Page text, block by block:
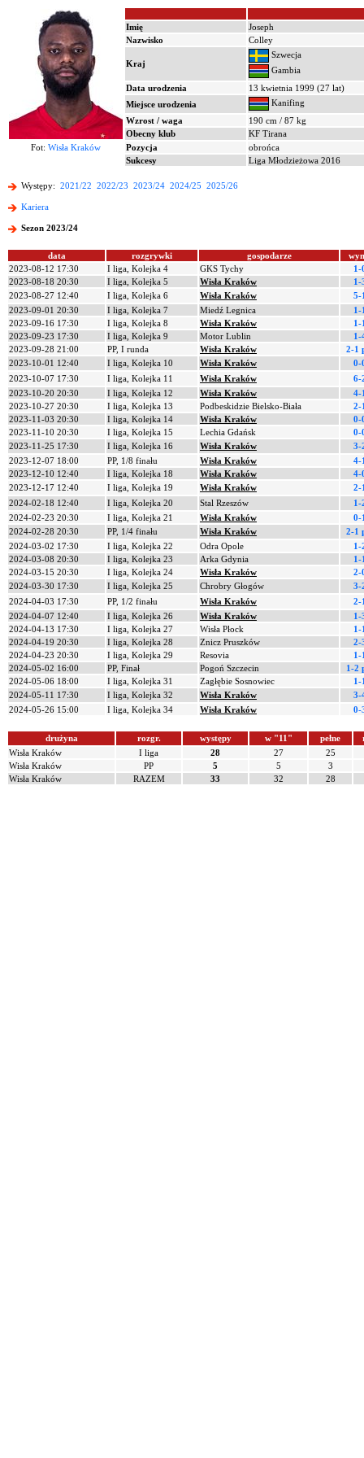
Imię
Joseph
Nazwisko
Colley
Kraj
Szwecja
Gambia
Data urodzenia
13 kwietnia 1999 (27 lat)
Miejsce urodzenia
Kanifing
Wzrost / waga
190 cm / 87 kg
Obecny klub
KF Tirana
Fot: Wisła Kraków Pozycja
obrońca
Sukcesy
Liga Młodzieżowa 2016
Występy: 2021/22 2022/23 2023/24 2024/25 2025/26
Kariera
Sezon 2023/24
data rozgrywki gospodarze
2023-08-12 17:30
I liga, Kolejka 4 GKS Tychy
1-
2023-08-18 20:30
I liga, Kolejka 5 Wisła Kraków
1-
2023-08-27 12:40
I liga, Kolejka 6 Wisła Kraków
5-
2023-09-01 20:30
I liga, Kolejka 7 Miedź Legnica
1-
2023-09-16 17:30
I liga, Kolejka 8 Wisła Kraków
1-
2023-09-23 17:30
I liga, Kolejka 9 Motor Lublin
1-
2023-09-28 21:00
PP, I runda Wisła Kraków
2-1
2023-10-01 12:40
I liga, Kolejka 10 Wisła Kraków
0-
2023-10-07 17:30
I liga, Kolejka 11 Wisła Kraków
6-
2023-10-20 20:30
I liga, Kolejka 12 Wisła Kraków
4-
2023-10-27 20:30
I liga, Kolejka 13 Podbeskidzie Bielsko-Biała
2-
2023-11-03 20:30
I liga, Kolejka 14 Wisła Kraków
0-
2023-11-10 20:30
I liga, Kolejka 15 Lechia Gdańsk
0-
2023-11-25 17:30
I liga, Kolejka 16 Wisła Kraków
3-
2023-12-07 18:00
PP, 1/8 finału Wisła Kraków
4-
2023-12-10 12:40
I liga, Kolejka 18 Wisła Kraków
4-
2023-12-17 12:40
I liga, Kolejka 19 Wisła Kraków
2-
2024-02-18 12:40
I liga, Kolejka 20 Stal Rzeszów
1-
2024-02-23 20:30
I liga, Kolejka 21 Wisła Kraków
0-
2024-02-28 20:30
PP, 1/4 finału Wisła Kraków
2-1
2024-03-02 17:30
I liga, Kolejka 22 Odra Opole
1-
2024-03-08 20:30
I liga, Kolejka 23 Arka Gdynia
1-
2024-03-15 20:30
I liga, Kolejka 24 Wisła Kraków
2-
2024-03-30 17:30
I liga, Kolejka 25 Chrobry Głogów
3-
2024-04-03 17:30
PP, 1/2 finału Wisła Kraków
2-
2024-04-07 12:40
I liga, Kolejka 26 Wisła Kraków
1-
2024-04-13 17:30
I liga, Kolejka 27 Wisła Płock
1-
2024-04-19 20:30
I liga, Kolejka 28 Znicz Pruszków
2-
2024-04-23 20:30
I liga, Kolejka 29 Resovia
1-
2024-05-02 16:00
PP, Finał Pogoń Szczecin
1-2
2024-05-06 18:00
I liga, Kolejka 31 Zagłębie Sosnowiec
1-
2024-05-11 17:30
I liga, Kolejka 32 Wisła Kraków
3-
2024-05-26 15:00
I liga, Kolejka 34 Wisła Kraków 0-
drużyna rozgr. występy w "11" pełne
Wisła Kraków
I liga 28 27
25
Wisła Kraków
PP 5 5
3
Wisła Kraków
RAZEM 33 32 28